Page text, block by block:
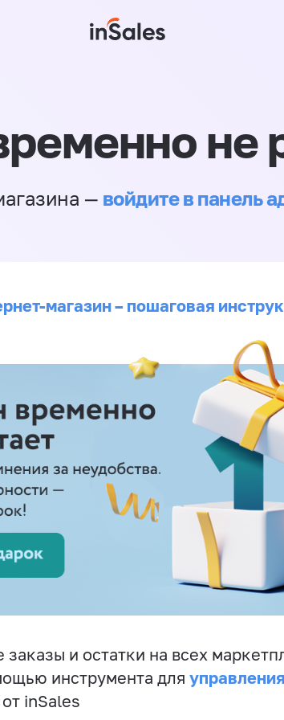
не
— войдите в панель
магазин – пошаговая
и остатки на всех
инструмента для управления
от inSales